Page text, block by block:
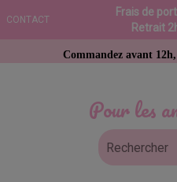
CONTACT
Frais de
Retrait
Pour les
Commandez avant 12h,